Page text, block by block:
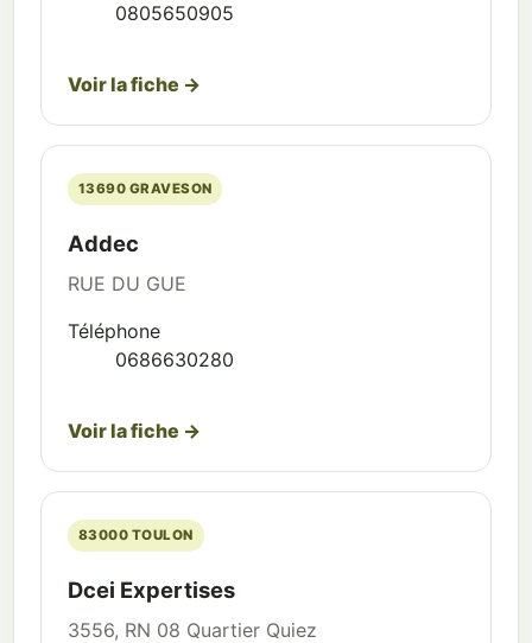
0805650905
Voir la fiche →
13690 GRAVESON
Addec
RUE DU GUE
Téléphone
0686630280
Voir la fiche →
83000 TOULON
Dcei Expertises
3556, RN 08 Quartier Quiez